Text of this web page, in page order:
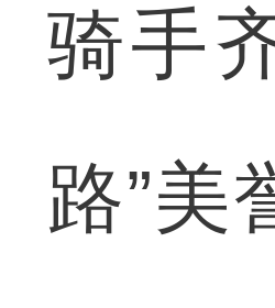
骑手
路”美